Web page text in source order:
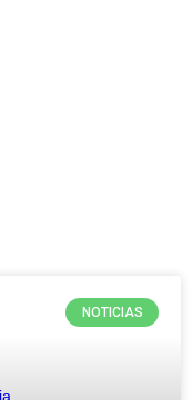
NOTICIAS